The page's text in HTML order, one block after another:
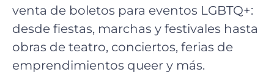
venta de boletos para eventos LGBTQ+:
desde fiestas, marchas y festivales hasta
obras de teatro, conciertos, ferias de
emprendimientos queer y más.